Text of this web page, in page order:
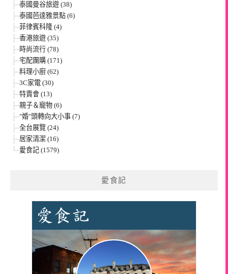
泰國曼谷旅遊 (38)
泰國芭達雅景點 (6)
菲律賓科隆 (4)
香港旅遊 (35)
時尚流行 (78)
宅配團購 (171)
料理小廚 (62)
3C家電 (30)
特賣會 (13)
親子＆寵物 (6)
"婚"頭轉向大小事 (7)
全台展覽 (24)
居家清潔 (16)
愛食記 (1579)
愛食記